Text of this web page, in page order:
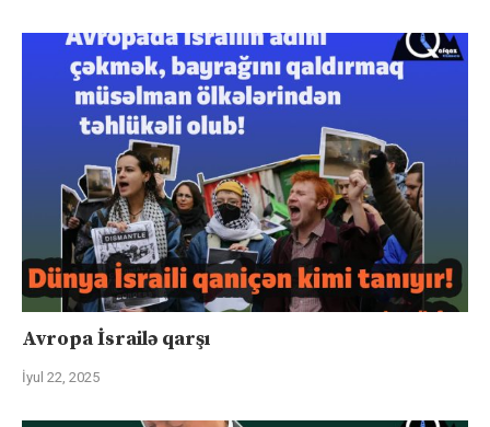
Avropa İsrailə qarşı
İyul 22, 2025